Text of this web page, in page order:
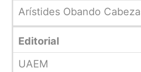
Arístides Obando
Editorial
UAEM